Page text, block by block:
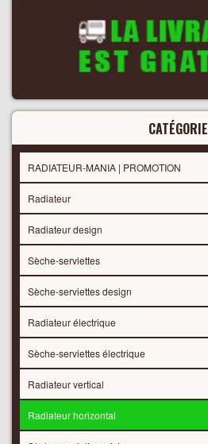
CATÉGORIE
RADIATEUR-MANIA | PROMOTION
Radiateur
Radiateur design
Sèche-serviettes
Sèche-serviettes design
Radiateur électrique
Sèche-serviettes électrique
Radiateur vertical
Radiateur horizontal